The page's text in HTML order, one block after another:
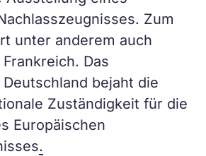
Zum
unter anderem auch
Das
bejaht die
Zuständigkeit für die
Europäischen
.